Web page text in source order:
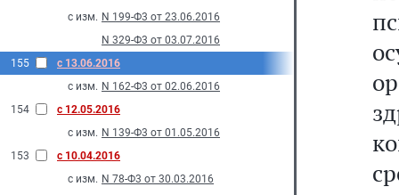
с изм. N 199-Ф3 от 23.06.2016
N 329-Ф3 от 03.07.2016
155
с 13.06.2016
с изм. N 162-Ф3 от 02.06.2016
154
с 12.05.2016
с изм. N 139-Ф3 от 01.05.2016
153
с 10.04.2016
с изм. N 78-Ф3 от 30.03.2016